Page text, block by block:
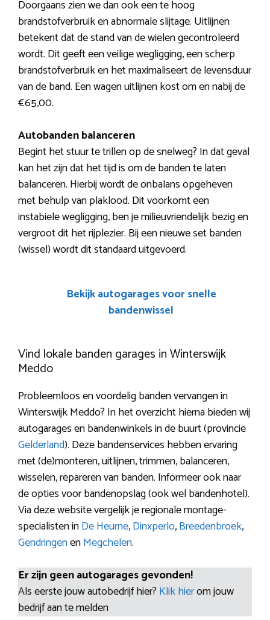
Doorgaans zien we dan ook een te hoog
brandstofverbruik en abnormale slijtage. Uitlijnen
betekent dat de stand van de wielen gecontroleerd
wordt. Dit geeft een veilige wegligging, een scherp
brandstofverbruik en het maximaliseert de levensduur
van de band. Een wagen uitlijnen kost om en nabij de
€65,00.
Autobanden balanceren
Begint het stuur te trillen op de snelweg? In dat geval
kan het zijn dat het tijd is om de banden te laten
balanceren. Hierbij wordt de onbalans opgeheven
met behulp van plaklood. Dit voorkomt een
instabiele wegligging, ben je milieuvriendelijk bezig en
vergroot dit het rijplezier. Bij een nieuwe set banden
(wissel) wordt dit standaard uitgevoerd.
Bekijk autogarages voor snelle
bandenwissel
Vind lokale banden garages in Winterswijk
Meddo
Probleemloos en voordelig banden vervangen in
Winterswijk Meddo? In het overzicht hierna bieden wij
autogarages en bandenwinkels in de buurt (provincie
Gelderland). Deze bandenservices hebben ervaring
met (de)monteren, uitlijnen, trimmen, balanceren,
wisselen, repareren van banden. Informeer ook naar
de opties voor bandenopslag (ook wel bandenhotel).
Via deze website vergelijk je regionale montage-
specialisten inDe Heurne,Dinxperlo,Breedenbroek,
GendringenenMegchelen.
Er zijn geen autogarages gevonden!
Als eerste jouw autobedrijf hier? Klik hierom jouw
bedrijf aan te melden